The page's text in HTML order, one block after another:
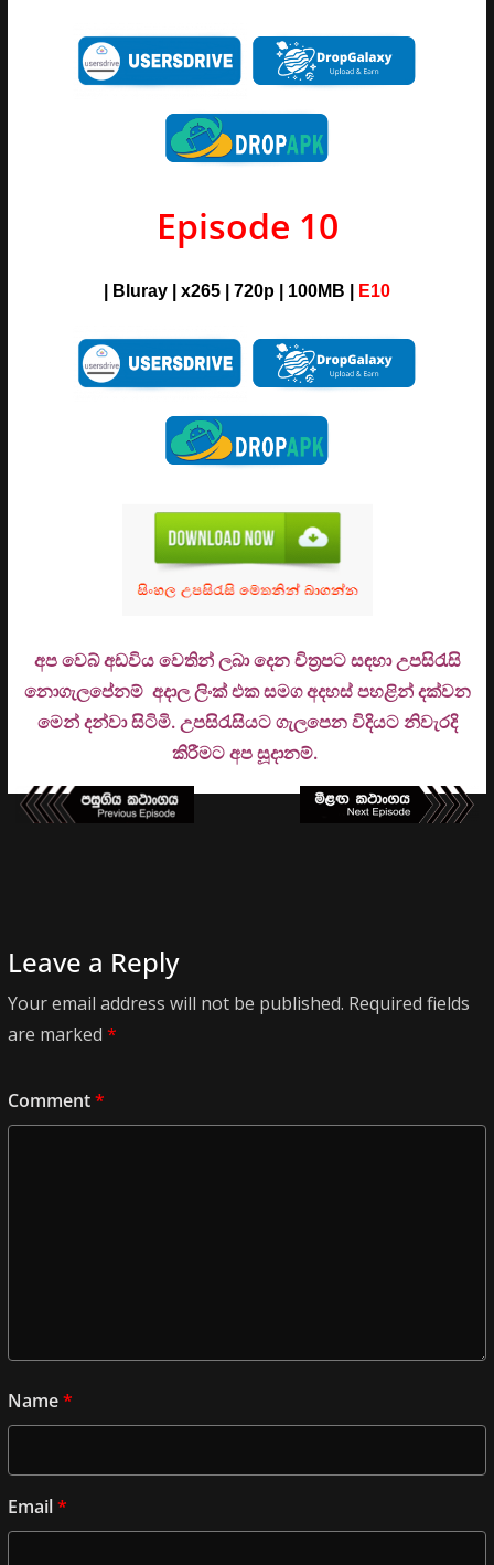
Episode 10
| Bluray | x265 | 720p | 100MB | E10
අප වෙබ් අඩවිය වෙතින් ලබා දෙන චිත්‍රපට සඳහා උපසිරැසි
නොගැලපේනම් අදාල ලිංක් එක සමග අදහස් පහළින් දක්වන
මෙන් දන්වා සිටිමි. උපසිරැසියට ගැලපෙන විදියට නිවැරදි
කිරීමට අප සූදානම්.
Leave a Reply
Your email address will not be published. Required fields
are marked *
Comment*
Name*
Email*